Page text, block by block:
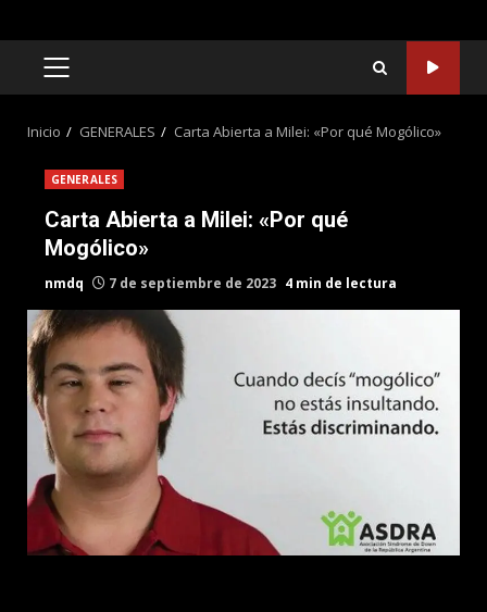
MENÚ
Inicio GENERALES Carta Abierta a Milei: «Por qué Mogólico»
GENERALES
Carta Abierta a Milei: «Por qué
Mogólico»
nmdq 7 de septiembre de 2023 4 min de lectura